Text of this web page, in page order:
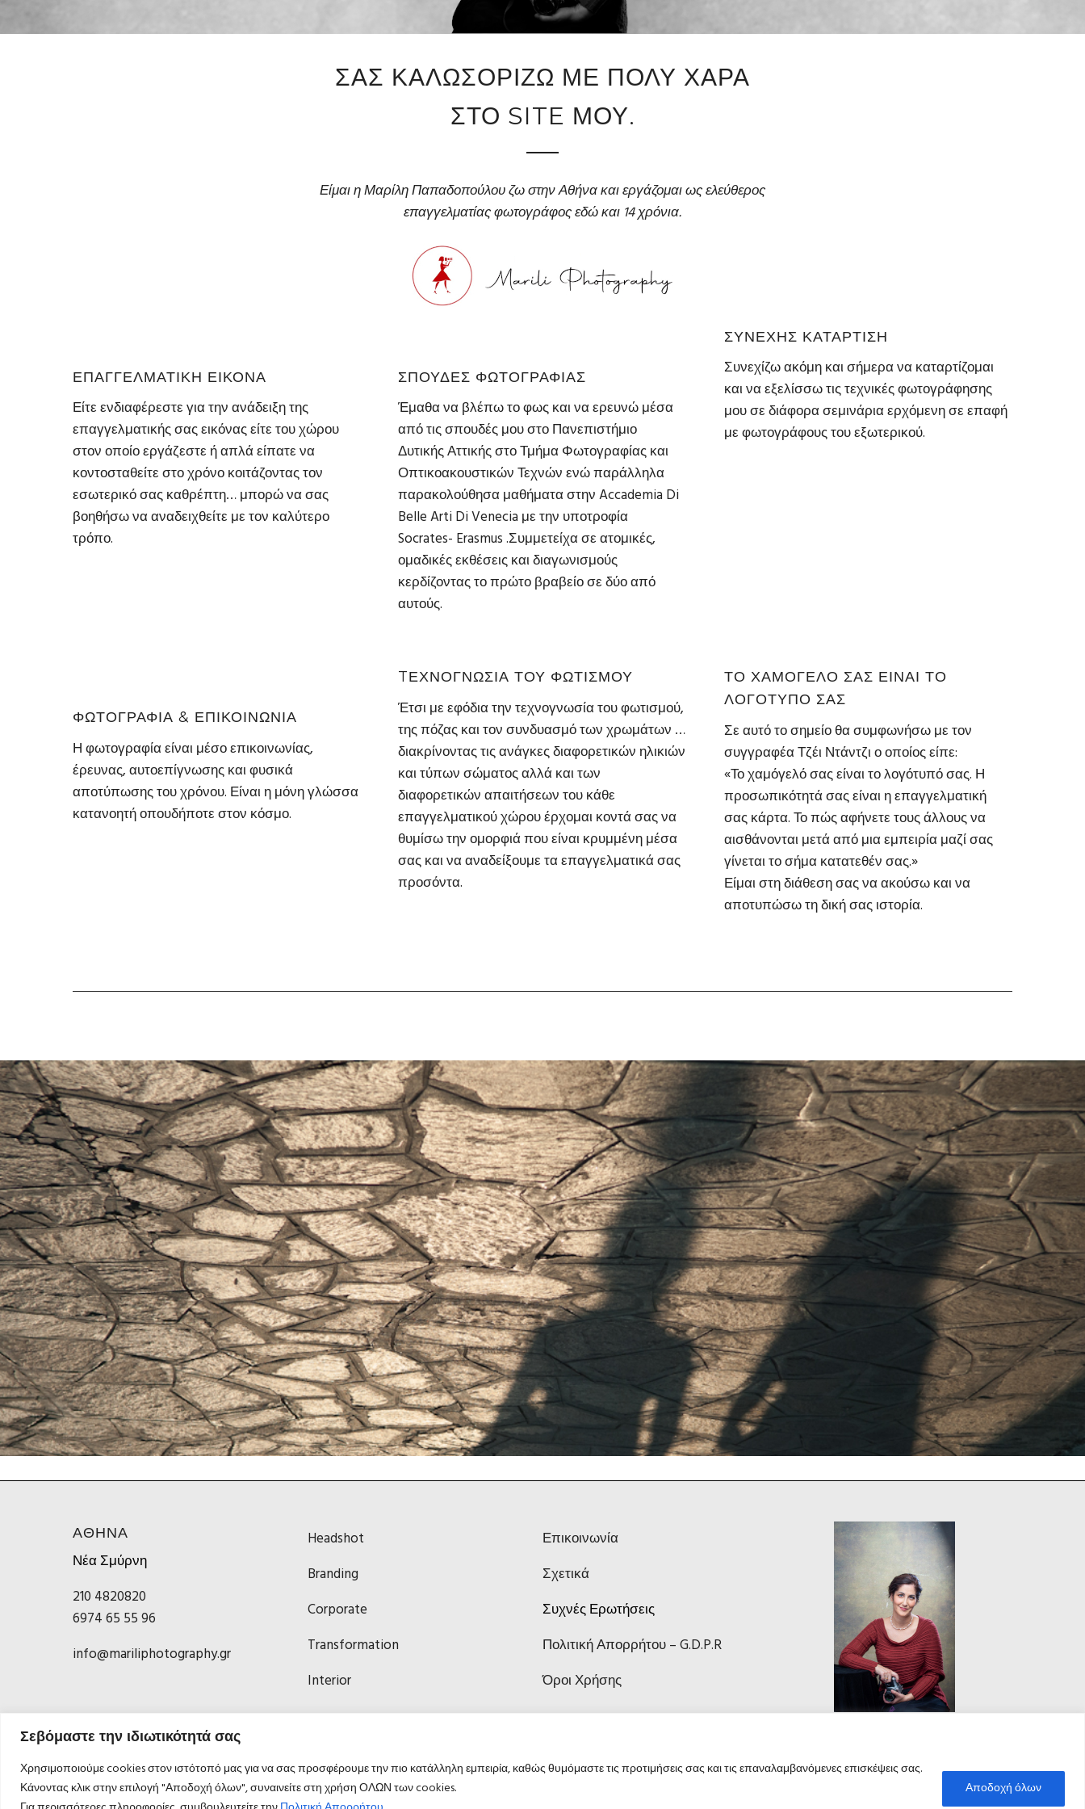
Σεβόμαστε την ιδιωτικότητά σας
Χρησιμοποιούμε cookies στον ιστότοπό μας για να σας προσφέρουμε την πιο κατάλληλη εμπειρία, καθώς θυμόμαστε τις προτιμήσεις σας και τις επαναλαμβανόμενες επισκέψεις σας.
Κάνοντας κλικ στην επιλογή "Αποδοχή όλων", συναινείτε στη χρήση ΟΛΩΝ των cookies.
Αποδοχή όλων
ΣΑΣ ΚΑΛΩΣΟΡΙΖΩ ΜΕ ΠΟΛΥ ΧΑΡΑ
ΣΤΟ SITE ΜΟΥ.
Είμαι η Μαρίλη Παπαδοπούλου ζω στην Αθήνα και εργάζομαι ως ελεύθερος
επαγγελματίας φωτογράφος εδώ και 14 χρόνια.
ΕΠΑΓΓΕΛΜΑΤΙΚΗ ΕΙΚΟΝΑ
Είτε ενδιαφέρεστε για την ανάδειξη της
επαγγελματικής σας εικόνας είτε του χώρου
στον οποίο εργάζεστε ή απλά είπατε να
κοντοσταθείτε στο χρόνο κοιτάζοντας τον
εσωτερικό σας καθρέπτη… μπορώ να σας
βοηθήσω να αναδειχθείτε με τον καλύτερο
τρόπο.
ΣΠΟΥΔΕΣ ΦΩΤΟΓΡΑΦΙΑΣ
Έμαθα να βλέπω το φως και να ερευνώ μέσα
από τις σπουδές μου στο Πανεπιστήμιο
Δυτικής Αττικής στο Τμήμα Φωτογραφίας και
Οπτικοακουστικών Τεχνών ενώ παράλληλα
παρακολούθησα μαθήματα στην Accademia Di
Belle Arti Di Venecia με την υποτροφία
Socrates- Erasmus .Συμμετείχα σε ατομικές,
ομαδικές εκθέσεις και διαγωνισμούς
κερδίζοντας το πρώτο βραβείο σε δύο από
αυτούς.
ΣΥΝΕΧΗΣ ΚΑΤΑΡΤΙΣΗ
Συνεχίζω ακόμη και σήμερα να καταρτίζομαι
και να εξελίσσω τις τεχνικές φωτογράφησης
μου σε διάφορα σεμινάρια ερχόμενη σε επαφή
με φωτογράφους του εξωτερικού.
ΦΩΤΟΓΡΑΦΙΑ & ΕΠΙΚΟΙΝΩΝΙΑ
Η φωτογραφία είναι μέσο επικοινωνίας,
έρευνας, αυτοεπίγνωσης και φυσικά
αποτύπωσης του χρόνου. Είναι η μόνη γλώσσα
κατανοητή οπουδήποτε στον κόσμο.
TΕΧΝΟΓΝΩΣΙΑ ΤΟΥ ΦΩΤΙΣΜΟΥ
Έτσι με εφόδια την τεχνογνωσία του φωτισμού,
της πόζας και τον συνδυασμό των χρωμάτων …
διακρίνοντας τις ανάγκες διαφορετικών ηλικιών
και τύπων σώματος αλλά και των
διαφορετικών απαιτήσεων του κάθε
επαγγελματικού χώρου έρχομαι κοντά σας να
θυμίσω την ομορφιά που είναι κρυμμένη μέσα
σας και να αναδείξουμε τα επαγγελματικά σας
προσόντα.
ΤΟ ΧΑΜΟΓΕΛΟ ΣΑΣ ΕΙΝΑΙ ΤΟ
ΛΟΓΟΤΥΠΟ ΣΑΣ
Σε αυτό το σημείο θα συμφωνήσω με τον
συγγραφέα Τζέι Ντάντζι ο οποίος είπε:
«Το χαμόγελό σας είναι το λογότυπό σας. Η
προσωπικότητά σας είναι η επαγγελματική
σας κάρτα. Το πώς αφήνετε τους άλλους να
αισθάνονται μετά από μια εμπειρία μαζί σας
γίνεται το σήμα κατατεθέν σας.»
Είμαι στη διάθεση σας να ακούσω και να
αποτυπώσω τη δική σας ιστορία.
ΑΘΗΝΑ
Νέα Σμύρνη
210 4820820
6974 65 55 96
info@mariliphotography.gr
Headshot
Branding
Corporate
Transformation
Interior
Επικοινωνία
Σχετικά
Συχνές Ερωτήσεις
Πολιτική Απορρήτου – G.D.P.R
Όροι Χρήσης